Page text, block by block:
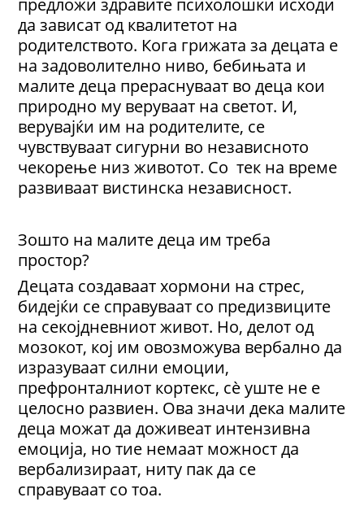
да зависат од квалитетот на
родителството. Кога грижата за децата е
на задоволително ниво, бебињата и
малите деца прераснуваат во деца кои
природно му веруваат на светот. И,
верувајќи им на родителите, се
чувствуваат сигурни во независното
чекорење низ животот. Со тек на време
развиваат вистинска независност.
Зошто на малите деца им треба
простор?
Децата создаваат хормони на стрес,
бидејќи се справуваат со предизвиците
на секојдневниот живот. Но, делот од
мозокот, кој им овозможува вербално да
изразуваат силни емоции,
префронталниот кортекс, сè уште не е
целосно развиен. Ова значи дека малите
деца можат да доживеат интензивна
емоција, но тие немаат можност да
вербализираат, ниту пак да се
справуваат со тоа.